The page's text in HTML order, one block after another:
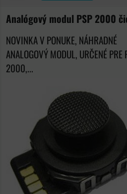
Analógový modul PSP 2000
NOVINKA V PONUKE, NÁHRADNÉ
ANALOGOVÝ MODUL, URČENÉ PRE
2000,...